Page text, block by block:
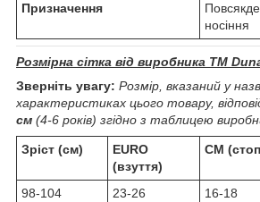
Призначення
носіння
Розмірна сітка від виробника ТМ
Зверніть увагу: Розмір, вказаний у
характеристиках цього товару,
см (4-6 років) згідно з таблицею
Зріст (см)
EURO
(взуття)
СМ
98-104 23-26 16-18